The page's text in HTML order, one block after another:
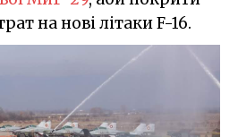
на нові літаки F-16.